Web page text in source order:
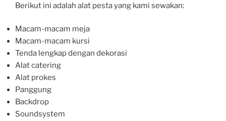
Berikut ini adalah alat pesta yang kami sewakan:
Macam-macam meja
Macam-macam kursi
Tenda lengkap dengan dekorasi
Alat catering
Alat prokes
Panggung
Backdrop
Soundsystem